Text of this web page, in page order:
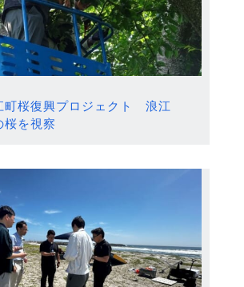
町桜復興プロジェクト 浪江
桜を視察